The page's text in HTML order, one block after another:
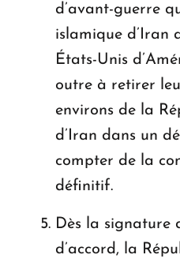
d’avant-guerre
islamique d’Iran
États-Unis
outre à retirer
environs de la
d’Iran dans un
compter de la
définitif.
Dès la signature
d’accord, la